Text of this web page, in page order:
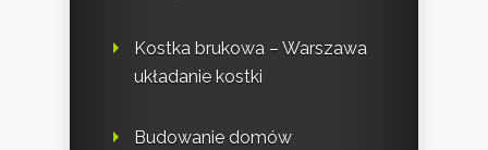
Kostka brukowa – Warszawa
układanie kostki
Budowanie domów